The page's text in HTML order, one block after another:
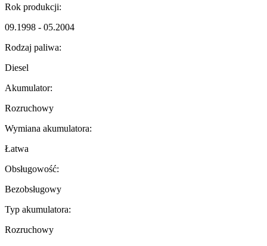
Rok produkcji:
09.1998 - 05.2004
Rodzaj paliwa:
Diesel
Akumulator:
Rozruchowy
Wymiana akumulatora:
Łatwa
Obsługowość:
Bezobsługowy
Typ akumulatora:
Rozruchowy